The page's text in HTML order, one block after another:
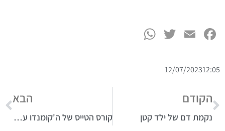
Facebook
Email
Twitter
12:05
12/07/2023
הקודם
נקמת דם של ילד קטן
הבא
קורס הטייס של ה'קומנדו עסקים'